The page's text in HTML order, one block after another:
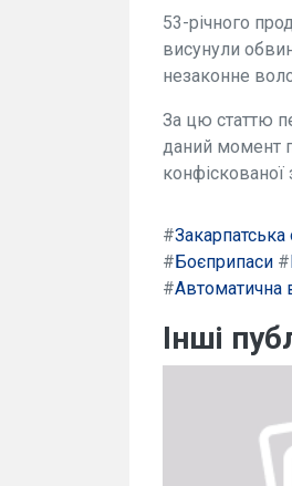
53-річного
висунули
незаконне
За цю статтю
даний момент
конфіскованої
#Закарпатська
#Боєприпаси #
#Автоматична
Інші